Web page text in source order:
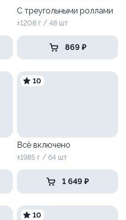
С треугольными роллами
±1208 г / 48 шт
869 ₽
10
Всё включено
±1985 г / 64 шт
1 649 ₽
10